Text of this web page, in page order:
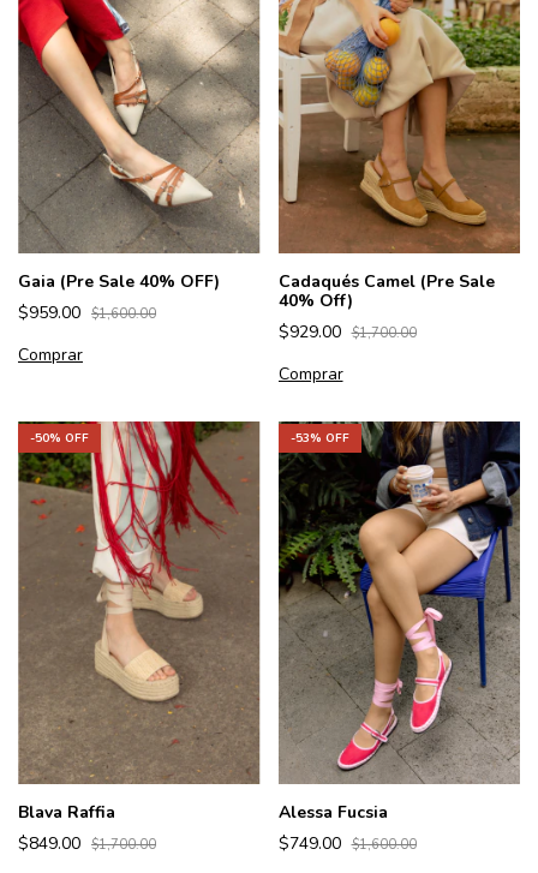
Gaia (Pre Sale 40% OFF)
$959.00 $1,600.00
Comprar
Cadaqués Camel (Pre Sale
40% Off)
$929.00 $1,700.00
Comprar
-50% OFF
Blava Raffia
$849.00 $1,700.00
-53% OFF
Alessa Fucsia
$749.00 $1,600.00